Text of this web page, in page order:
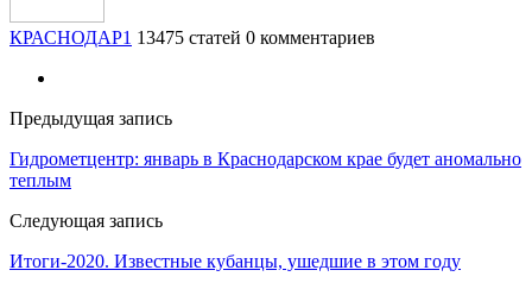
КРАСНОДАР1 13475 статей 0 комментариев
Предыдущая запись
Гидрометцентр: январь в Краснодарском крае будет аномально
теплым
Следующая запись
Итоги-2020. Известные кубанцы, ушедшие в этом году